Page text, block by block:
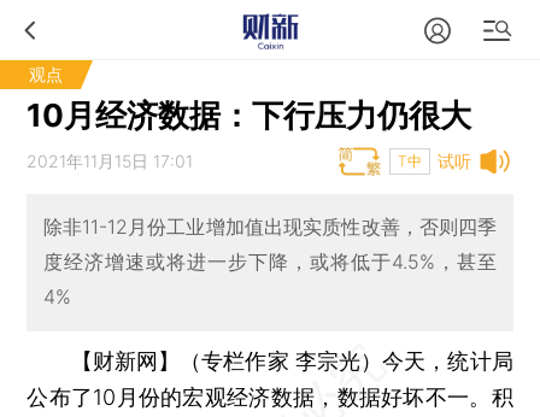
观点
10月经济数据：下行压力仍很大
试听
2021年11月15日 17:01 T中
除非11-12月份工业增加值出现实质性改善，否则四季
度经济增速或将进一步下降，或将低于4.5%，甚至
4%
【财新网】（专栏作家 李宗光）今天，统计局
公布了10月份的宏观经济数据，数据好坏不一。积